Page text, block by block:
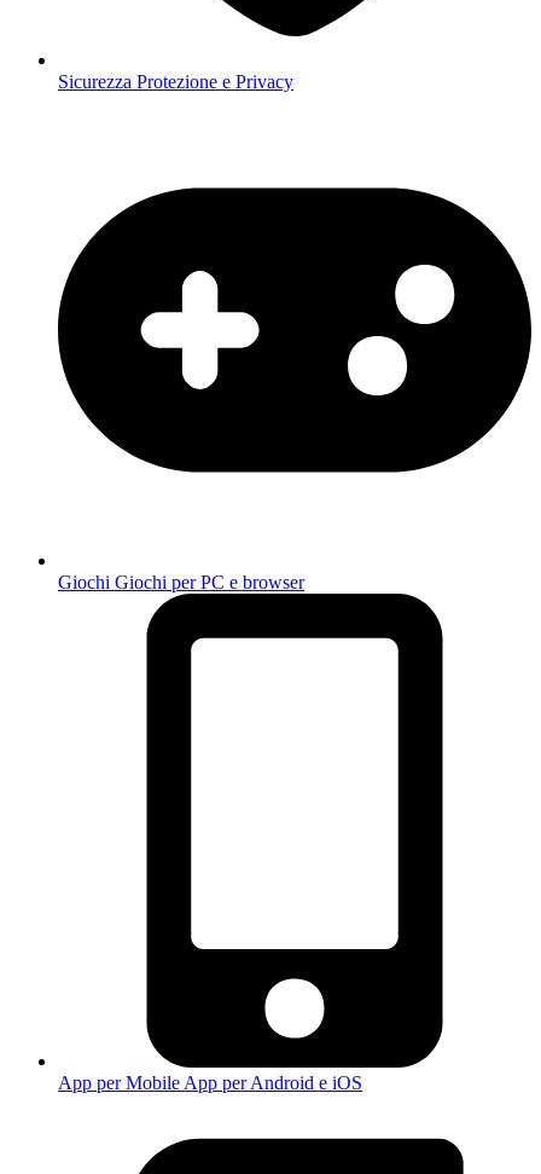
Sicurezza Protezione e Privacy
Giochi Giochi per PC e browser
App per Mobile App per Android e iOS